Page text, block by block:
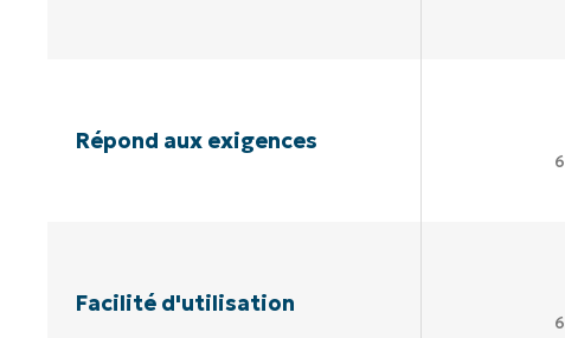
Répond aux exigences
Facilité d'utilisation